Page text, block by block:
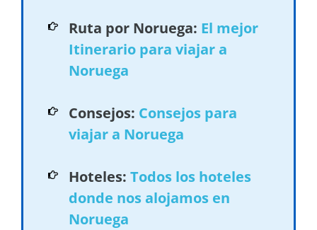
Ruta por Noruega: El mejor
Itinerario para viajar a
Noruega
Consejos: Consejos para
viajar a Noruega
Hoteles: Todos los hoteles
donde nos alojamos en
Noruega